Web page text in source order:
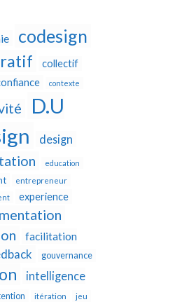
codesign
collectif
contexte
D.U
design
education
entrepreneur
experience
facilitation
gouvernance
intelligence
itération jeu